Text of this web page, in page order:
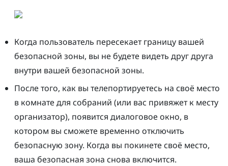
Когда пользователь пересекает границу вашей
безопасной зоны, вы не будете видеть друг друга
внутри вашей безопасной зоны.
После того, как вы телепортируетесь на своё место
в комнате для собраний (или вас привяжет к месту
организатор), появится диалоговое окно, в
котором вы сможете временно отключить
безопасную зону. Когда вы покинете своё место,
ваша безопасная зона снова включится.